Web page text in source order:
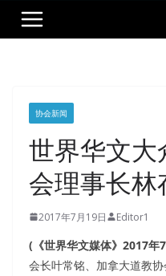
协会新闻
世界华文
会理事长
2017年7月19日 Editor1
(《世界华文媒体》2017年
会长叶常铭、加拿大道教